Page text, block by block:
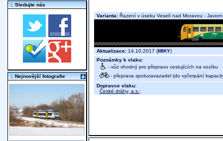
Varianta: Řazení v úseku Veselí nad Moravou -
Aktualizace: 14.10.2017 (MIKY)
Poznámky k vlaku:
- vůz vhodný pro přepravu cestujících na vozíku
- přeprava spoluzavazadel (do vyčerpání
Dopravce vlaku:
České dráhy, a.s. ;
:. Sledujte nás
:. Nejnovější fotografie